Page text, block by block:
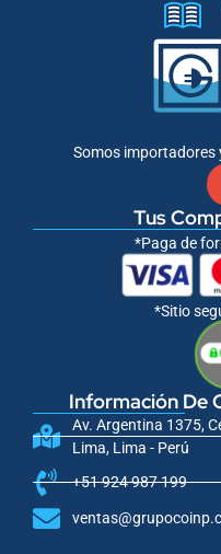
Somos importadores
Tus
*Paga de
*Sitio
Información De
Av. Argentina 1375,
Lima, Lima - Perú
+51 924 987 199
o
o
k
-
f